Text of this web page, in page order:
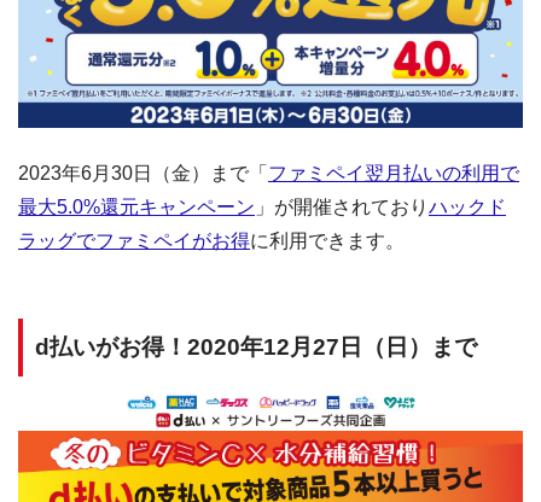
2023年6月30日（金）まで「 ファミペイ翌月払いの利用で
最大5.0%還元キャンペーン 」が開催されており ハックド
ラッグでファミペイがお得に利用できます。
d払いがお得！2020年12月27日（日）まで